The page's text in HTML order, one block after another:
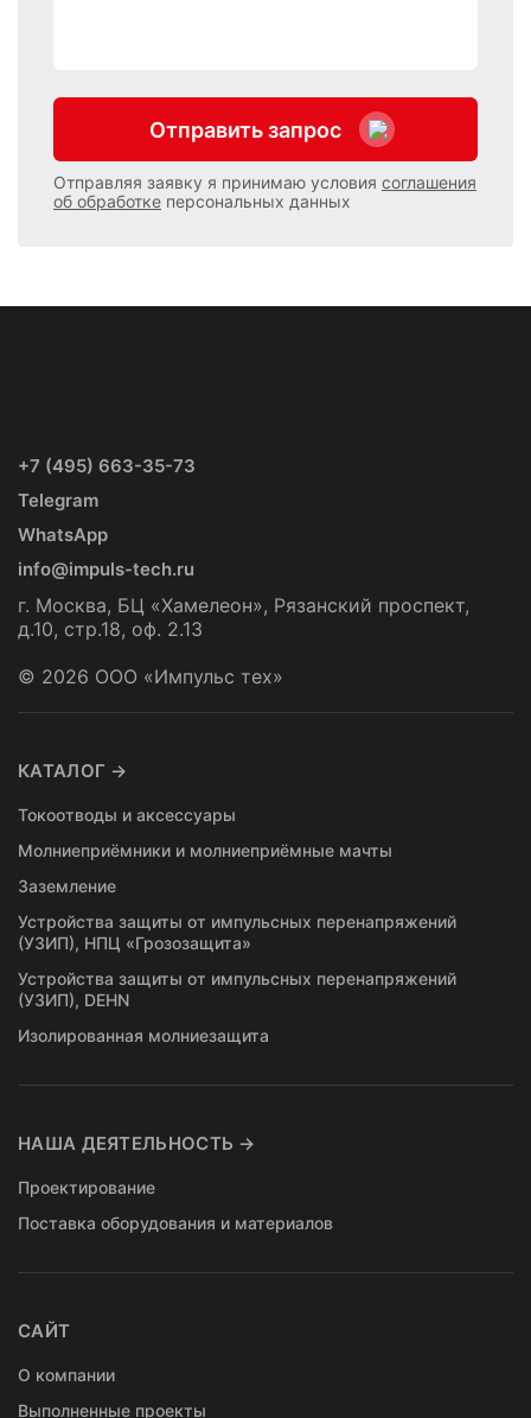
Отправить запрос
Отправляя заявку я принимаю условия соглашения
об обработке персональных данных
+7 (495) 663-35-73
Telegram
WhatsApp
info@impuls-tech.ru
г. Москва, БЦ «Хамелеон», Рязанский проспект,
д.10, стр.18, оф. 2.13
© 2026 ООО «Импульс тех»
КАТАЛОГ →
Токоотводы и аксессуары
Молниеприёмники и молниеприёмные мачты
Заземление
Устройства защиты от импульсных перенапряжений
(УЗИП), НПЦ «Грозозащита»
Устройства защиты от импульсных перенапряжений
(УЗИП), DEHN
Изолированная молниезащита
НАША ДЕЯТЕЛЬНОСТЬ →
Проектирование
Поставка оборудования и материалов
САЙТ
О компании
Выполненные проекты